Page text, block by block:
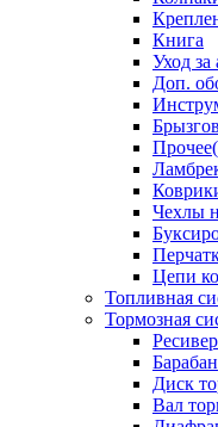
Книга
Уход
Доп.
Чехлы
Цепи
Топливная
Тормозная
Барабан
Диск
Вал